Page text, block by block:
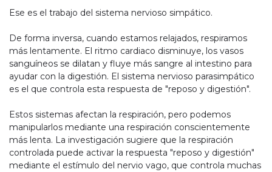
Ese es el trabajo del sistema nervioso simpático.
De forma inversa, cuando estamos relajados, respiramos
más lentamente. El ritmo cardiaco disminuye, los vasos
sanguíneos se dilatan y fluye más sangre al intestino para
ayudar con la digestión. El sistema nervioso parasimpático
es el que controla esta respuesta de "reposo y digestión".
Estos sistemas afectan la respiración, pero podemos
manipularlos mediante una respiración conscientemente
más lenta. La investigación sugiere que la respiración
controlada puede activar la respuesta "reposo y digestión"
mediante el estímulo del nervio vago, que controla muchas